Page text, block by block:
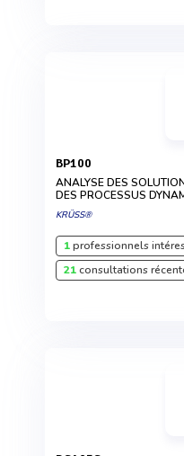
BP100
ANALYSE DES
DES PROCESSUS
KRÜSS®
1professionnels
21consultations